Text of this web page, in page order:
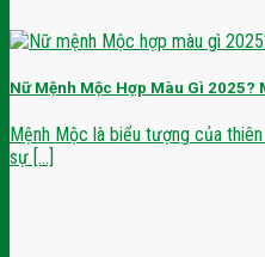
Nữ Mệnh Mộc Hợp Màu Gì 2025?
Mệnh Mộc là biểu tượng của
sự [...]